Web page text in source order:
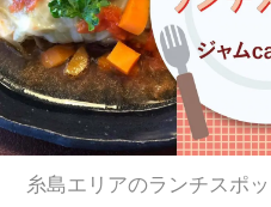
糸島エリアのランチスポッ